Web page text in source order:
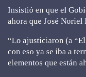
Insistió en que el
ahora que José
“Lo ajusticiaron (a
con eso ya se iba a
elementos que están